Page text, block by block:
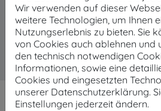
Handtuchhaltern, lässt sich die
Waschtisch vervollständigen.
Wir verwenden auf dieser
weitere Technologien, um Ihnen
Nutzungserlebnis zu bieten. Sie
von Cookies auch ablehnen und
den technisch notwendigen
Informationen, sowie eine
Cookies und eingesetzten
unserer Datenschutzerklärung.
Einstellungen jederzeit ändern.